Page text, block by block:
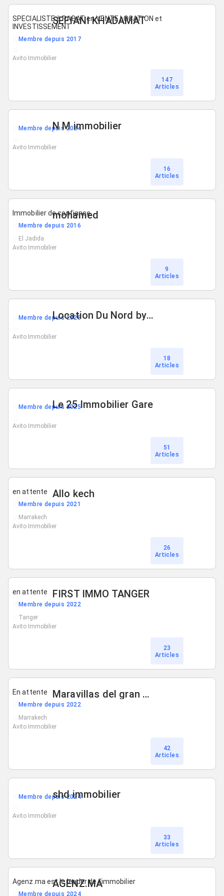
SEFIANI KHADAMAT
SPECIALISTE à RABAT en VENTE LOCATION et
INVESTISSEMENT
Membre depuis 2017
Avito Immobilier
147
Articles
N M immobilier
Membre depuis 2024
Avito Immobilier
16
Articles
mohamed
Immobilier de confiance
Membre depuis 2016
El Jadida
Avito Immobilier
9
Articles
Location Du Nord by El Alaoui
Membre depuis 2025
Avito Immobilier
18
Articles
Le 25 Immobilier Gare
Membre depuis 2025
Avito Immobilier
51
Articles
Allo kech
en attente
Membre depuis 2021
Marrakech
Avito Immobilier
26
Articles
FIRST IMMO TANGER
en attente
Membre depuis 2022
Tanger
Avito Immobilier
23
Articles
Maravillas del gran Atlas
En attente
Membre depuis 2022
Marrakech
Avito Immobilier
42
Articles
shd immobilier
Membre depuis 2024
Avito Immobilier
33
Articles
AGENZ.MA
Agenz.ma est le leader de l'immobilier
Membre depuis 2024